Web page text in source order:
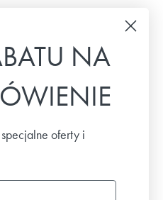
newslettera, aby
wiadomości, oferty
NA
oferty i